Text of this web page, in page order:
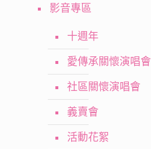
影音專區
十週年
愛傳承關懷演唱會
社區關懷演唱會
義賣會
活動花絮